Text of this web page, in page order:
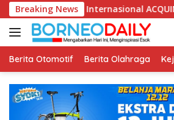
Langsung
ke
konten
Breaking News
Internasional ACQUIN Lewat Jalur
Berita Otomotif Berita Olahraga